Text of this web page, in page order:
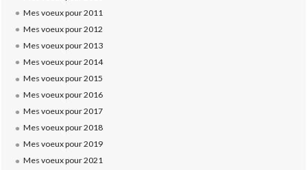
Mes voeux pour 2011
Mes voeux pour 2012
Mes voeux pour 2013
Mes voeux pour 2014
Mes voeux pour 2015
Mes voeux pour 2016
Mes voeux pour 2017
Mes voeux pour 2018
Mes voeux pour 2019
Mes voeux pour 2021